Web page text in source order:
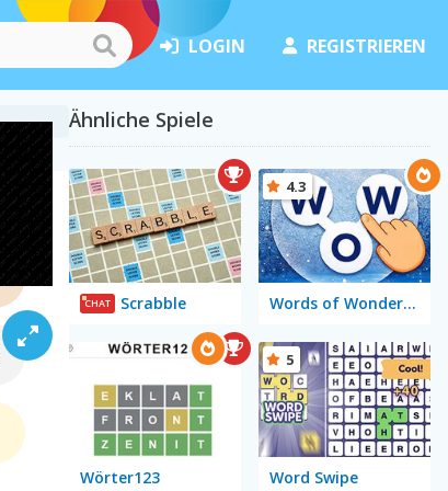
LOGIN REGISTRIEREN
Ähnliche Spiele
CHAT Scrabble Words of Wonders - WOW
4.3
Wörter123 Word Swipe
5